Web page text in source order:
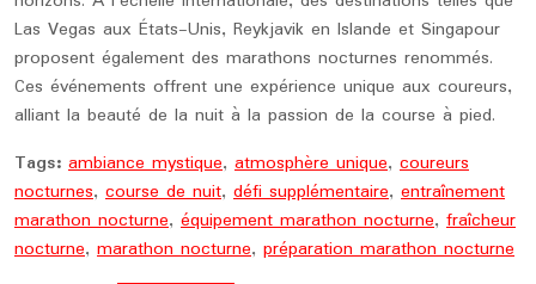
Las Vegas aux États-Unis, Reykjavik en Islande et Singapour
proposent également des marathons nocturnes renommés.
Ces événements offrent une expérience unique aux coureurs,
alliant la beauté de la nuit à la passion de la course à pied.
Tags: ambiance mystique, atmosphère unique, coureurs
nocturnes, course de nuit, défi supplémentaire, entraînement
marathon nocturne, équipement marathon nocturne, fraîcheur
nocturne, marathon nocturne, préparation marathon nocturne